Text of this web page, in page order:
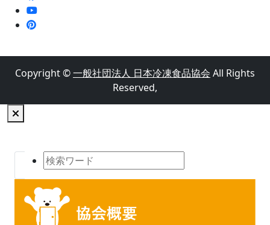
Copyright ©一般社団法人 日本冷凍食品協会 All Rights
Reserved,